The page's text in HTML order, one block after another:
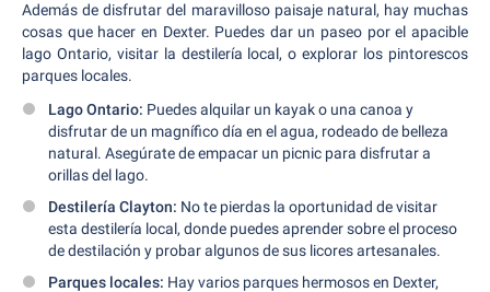
Además de disfrutar del maravilloso paisaje natural, hay muchas
cosas que hacer en Dexter. Puedes dar un paseo por el apacible
lago Ontario, visitar la destilería local, o explorar los pintorescos
parques locales.
Lago Ontario: Puedes alquilar un kayak o una canoa y
disfrutar de un magnífico día en el agua, rodeado de belleza
natural. Asegúrate de empacar un picnic para disfrutar a
orillas del lago.
Destilería Clayton: No te pierdas la oportunidad de visitar
esta destilería local, donde puedes aprender sobre el proceso
de destilación y probar algunos de sus licores artesanales.
Parques locales: Hay varios parques hermosos en Dexter,